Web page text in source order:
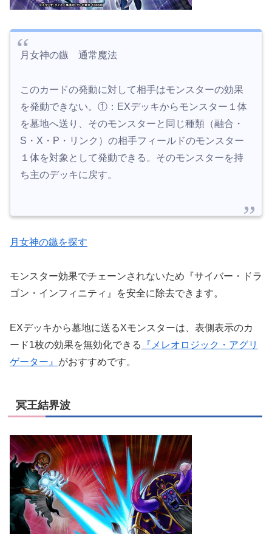
月女神の鏃 通常魔法
このカードの発動に対して相手はモンスターの効果
を発動できない。①：EXデッキからモンスター１体
を墓地へ送り、そのモンスターと同じ種類（融合・
S・X・P・リンク）の相手フィールドのモンスター
１体を対象として発動できる。そのモンスターを持
ち主のデッキに戻す。
月女神の鏃を探す
モンスター効果でチェーンされないため『サイバー・ドラ
ゴン・インフィニティ』を安全に除去できます。
EXデッキから墓地に送るXモンスターは、表側表示のカ
ード1枚の効果を無効化できる
『メレオロジック・アグリ
ゲーター』 がおすすめです。
冥王結界波